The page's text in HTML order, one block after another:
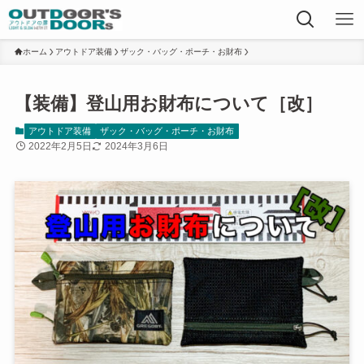
ホーム アウトドア装備 ザック・バッグ・ポーチ・お財布
【装備】登山用お財布について［改］
アウトドア装備 ザック・バッグ・ポーチ・お財布
2022年2月5日 2024年3月6日